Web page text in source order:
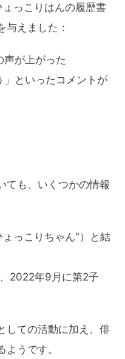
っこりはんの履歴書
与えました：
が上がった
といったコメントが
ても、いくつかの情報
っこりちゃん"）と結
2022年9月に第2子
しての活動に加え、俳
うです。